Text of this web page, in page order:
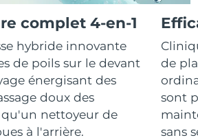
complet 4-en-1
hybride innovante
de poils sur le devant
énergisant des
doux des
qu'un nettoyeur de
à l'arrière.
de
sont
sans
Livraison estimée 11/08/2026
Livraison estimée 08/08/2026